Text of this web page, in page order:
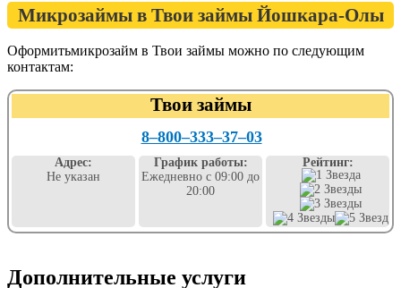
Микрозаймы в Твои займы Йошкара-Олы
Оформитьмикрозайм в Твои займы можно по следующим
контактам:
Твои займы
8‒800‒333‒37‒03
Адрес:
Не указан
График работы:
Ежедневно с 09:00 до
20:00
Рейтинг:
Дополнительные услуги